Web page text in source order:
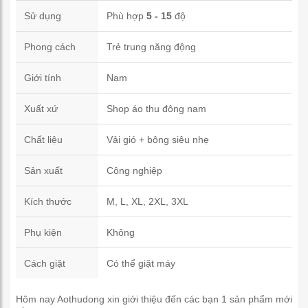
Sử dụng Phù hợp 5 - 15 độ
Phong cách Trẻ trung năng động
Giới tính Nam
Xuất xứ Shop áo thu đông nam
Chất liệu Vải gió + bông siêu nhẹ
Sản xuất Công nghiệp
Kích thước M, L, XL, 2XL, 3XL
Phụ kiện Không
Cách giặt Có thể giặt máy
Hôm nay Aothudong xin giới thiệu đến các bạn 1 sản phẩm mới